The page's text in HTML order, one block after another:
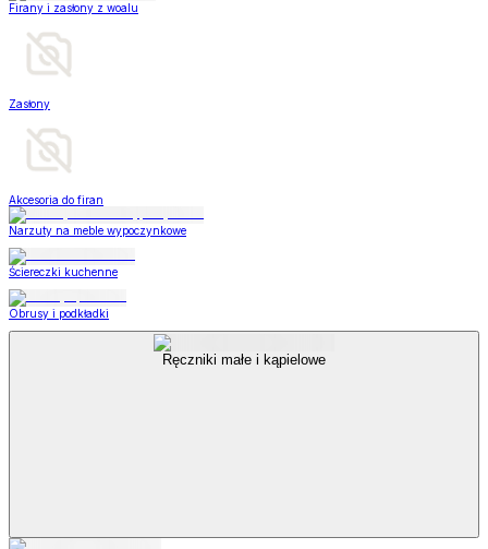
Firany i zasłony z woalu
Zasłony
Akcesoria do firan
Narzuty na meble wypoczynkowe
Ściereczki kuchenne
Obrusy i podkładki
Ręczniki małe i kąpielowe